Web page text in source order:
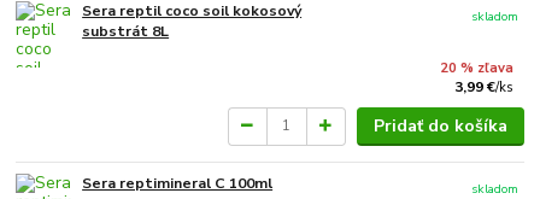
Sera reptil coco soil kokosový
substrát 8L
20 % zľava
3,99 €/ks
skladom
Pridať do košíka
Sera reptimineral C 100ml
skladom